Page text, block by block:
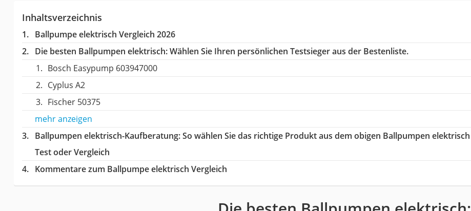
Inhaltsverzeichnis
Ballpumpe elektrisch Vergleich 2026
Die besten Ballpumpen elektrisch:Wählen Sie Ihren persönlichen Testsieger aus der Bestenliste.
Bosch Easypump 603947000
Cyplus A2
Fischer 50375
mehr anzeigen
Ballpumpen elektrisch-Kaufberatung: So wählen Sie das richtige Produkt aus dem obigen Ballpumpen elektrisch
Test oder Vergleich
Kommentare zum Ballpumpe elektrisch Vergleich